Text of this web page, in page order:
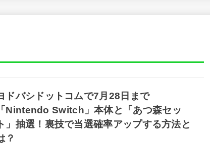
ドバシドットコムで7月28日まで
Nintendo Switch」本体と「あつ森セッ
」抽選！裏技で当選確率アップする方法と
？